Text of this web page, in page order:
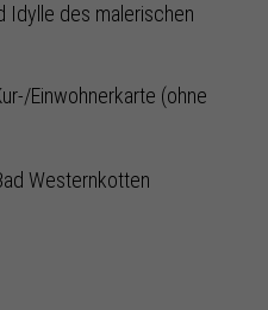
Idylle des malerischen
Einwohnerkarte (ohne
Westernkotten